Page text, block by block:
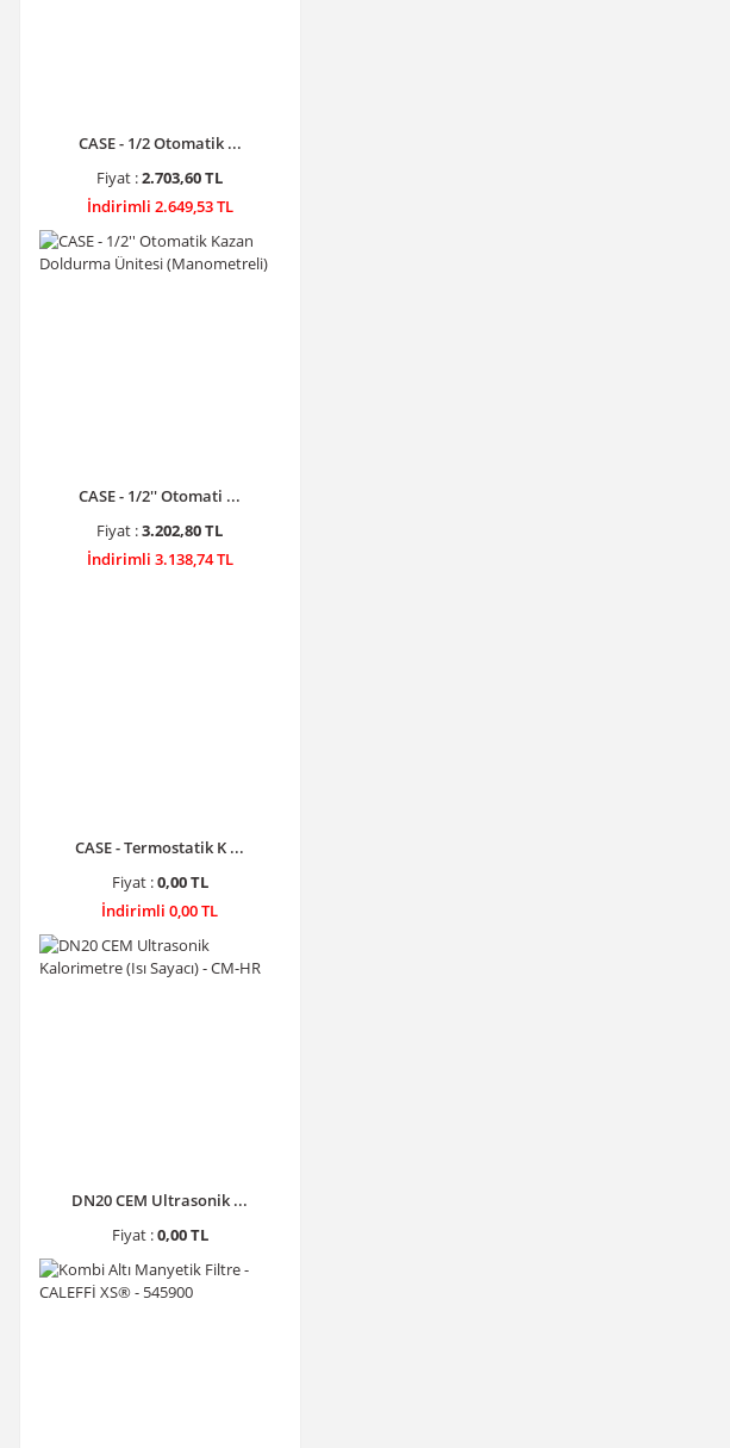
CASE - 1/2 Otomatik ...
Fiyat :2.703,60 TL
İndirimli 2.649,53 TL
CASE - 1/2'' Otomati ...
Fiyat :3.202,80 TL
İndirimli 3.138,74 TL
CASE - Termostatik K ...
Fiyat :0,00 TL
İndirimli 0,00 TL
DN20 CEM Ultrasonik ...
Fiyat :0,00 TL